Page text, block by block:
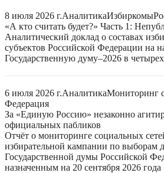
8 июля 2026 г.АналитикаИзбиркомы
«А кто считать будет?» Часть 1:
Аналитический доклад о составах
субъектов Российской Федерации на
Государственную думу–2026 в
6 июля 2026 г.АналитикаМониторинг
Федерация
За «Единую Россию» незаконно
официальных пабликов
Отчёт о мониторинге социальных
избирательной кампании по выборам
Государственной думы Российской
назначенным на 20 сентября 2026 года